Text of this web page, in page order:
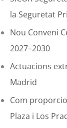
r
:
la Seguretat
Nou Conveni
2027–2030
Actuacions
Madrid
Com
Plaza i Los